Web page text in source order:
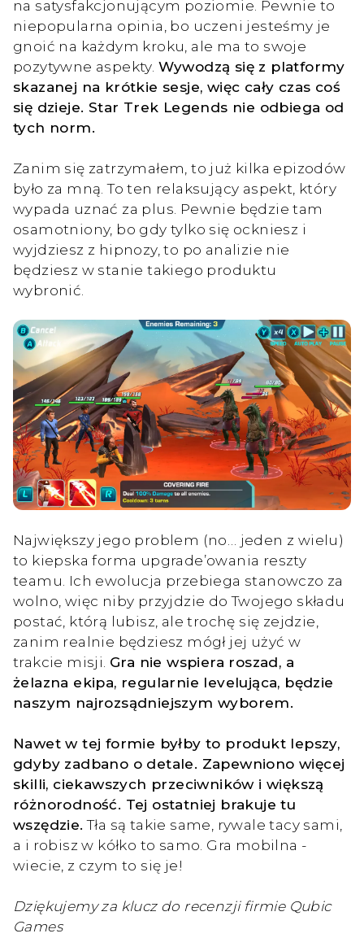
na satysfakcjonującym poziomie. Pewnie to
niepopularna opinia, bo uczeni jesteśmy je
gnoić na każdym kroku, ale ma to swoje
pozytywne aspekty. Wywodzą się z platformy
skazanej na krótkie sesje, więc cały czas coś
się dzieje. Star Trek Legends nie odbiega od
tych norm.
Zanim się zatrzymałem, to już kilka epizodów
było za mną. To ten relaksujący aspekt, który
wypada uznać za plus. Pewnie będzie tam
osamotniony, bo gdy tylko się ockniesz i
wyjdziesz z hipnozy, to po analizie nie
będziesz w stanie takiego produktu
wybronić.
Największy jego problem (no… jeden z wielu)
to kiepska forma upgrade’owania reszty
teamu. Ich ewolucja przebiega stanowczo za
wolno, więc niby przyjdzie do Twojego składu
postać, którą lubisz, ale trochę się zejdzie,
zanim realnie będziesz mógł jej użyć w
trakcie misji. Gra nie wspiera roszad, a
żelazna ekipa, regularnie levelująca, będzie
naszym najrozsądniejszym wyborem.
Nawet w tej formie byłby to produkt lepszy,
gdyby zadbano o detale. Zapewniono więcej
skilli, ciekawszych przeciwników i większą
różnorodność. Tej ostatniej brakuje tu
wszędzie. Tła są takie same, rywale tacy sami,
a i robisz w kółko to samo. Gra mobilna -
wiecie, z czym to się je!
Dziękujemy za klucz do recenzji firmie Qubic
Games